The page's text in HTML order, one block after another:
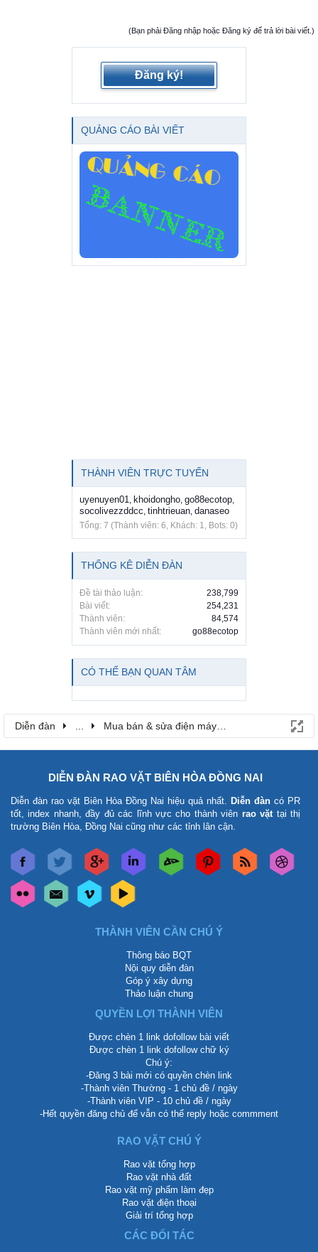
(Bạn phải Đăng nhập hoặc Đăng ký để trả lời bài viết.)
Đăng ký!
QUẢNG CÁO BÀI VIẾT
THÀNH VIÊN TRỰC TUYẾN
uyenuyen01 khoidongho go88ecotop
socolivezzddcc tinhtrieuan danaseo
Tổng: 7 (Thành viên: 6, Khách: 1, Bots: 0)
THỐNG KÊ DIỄN ĐÀN
Đề tài thảo luận:
238,799
Bài viết:
254,231
Thành viên:
84,574
Thành viên mới nhất:
go88ecotop
CÓ THỂ BẠN QUAN TÂM
Diễn đàn Mua bán & sửa điện máy, điện gia dụng
DIỄN ĐÀN RAO VẶT BIÊN HÒA ĐỒNG NAI
Diễn đàn rao vặt Biên Hòa Đồng Nai hiệu quả nhất. Diễn đàn có PR
tốt, index nhanh, đầy đủ các lĩnh vực cho thành viên rao vặt tại thị
trường Biên Hòa, Đồng Nai cũng như các tỉnh lân cận.
THÀNH VIÊN CẦN CHÚ Ý
Thông báo BQT
Nội quy diễn đàn
Góp ý xây dựng
Thảo luận chung
QUYỀN LỢI THÀNH VIÊN
Được chèn 1 link dofollow bài viết
Được chèn 1 link dofollow chữ ký
Chú ý:
-Đăng 3 bài mới có quyền chèn link
-Thành viên Thường - 1 chủ đề / ngày
-Thành viên VIP - 10 chủ đề / ngày
-Hết quyền đăng chủ để vẫn có thể reply hoặc commment
RAO VẶT CHÚ Ý
Rao vặt tổng hợp
Rao vặt nhà đất
Rao vặt mỹ phẩm làm đẹp
Rao vặt điện thoại
Giải trí tổng hợp
CÁC ĐỐI TÁC